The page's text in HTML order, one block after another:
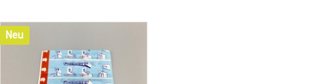
Neu